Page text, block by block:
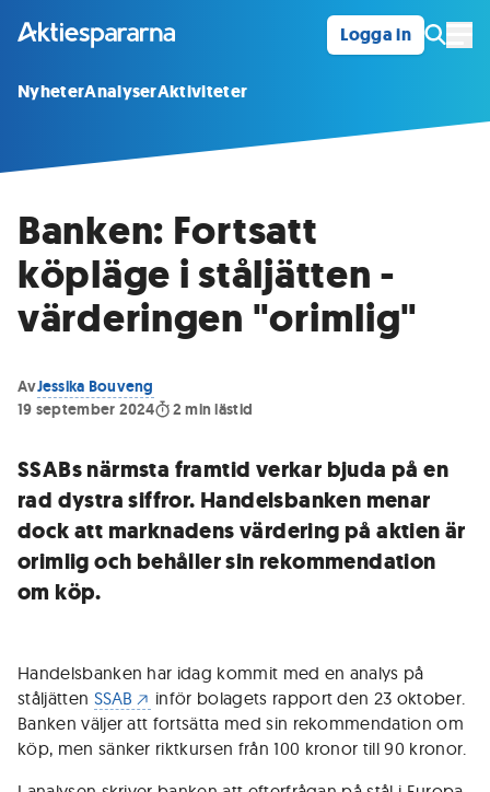
Logga in
NyheterAnalyserAktiviteter
Banken: Fortsatt
köpläge i ståljätten -
värderingen "orimlig"
AvJessika Bouveng
19 september 2024
2 min lästid
SSABs närmsta framtid verkar bjuda på en
rad dystra siffror. Handelsbanken menar
dock att marknadens värdering på aktien är
orimlig och behåller sin rekommendation
om köp.
Handelsbanken har idag kommit med en analys på
ståljätten SSAB
inför bolagets rapport den 23 oktober.
Banken väljer att fortsätta med sin rekommendation om
köp, men sänker riktkursen från 100 kronor till 90 kronor.